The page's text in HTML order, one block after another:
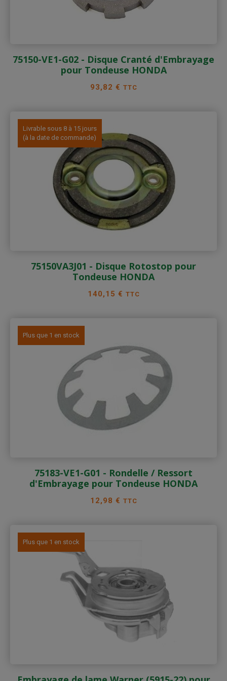
75150-VE1-G02 - Disque Cranté d'Embrayage
pour Tondeuse HONDA
Prix
93,82 € TTC
Livrable sous 8 à 15 jours
(à la date de commande)
75150VA3J01 - Disque Rotostop pour
Tondeuse HONDA
Prix
140,15 € TTC
Plus que 1 en stock
75183-VE1-G01 - Rondelle / Ressort
d'Embrayage pour Tondeuse HONDA
Prix
12,98 € TTC
Plus que 1 en stock